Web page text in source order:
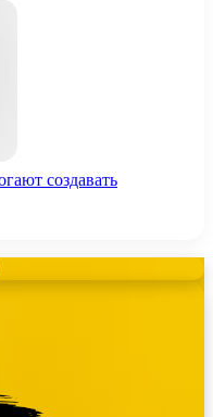
создавать